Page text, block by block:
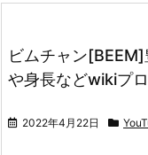
ビムチャン
や身長などwikiプ
2022年4月22日